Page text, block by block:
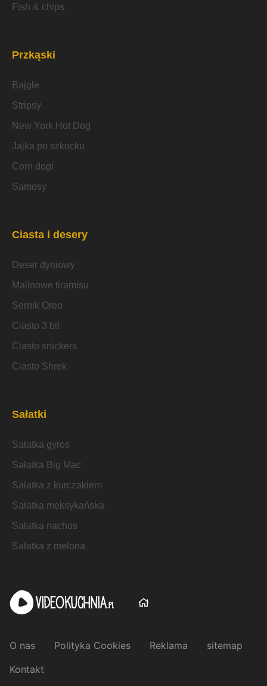
Fish & chips
Przkąski
Bajgle
Stripsy
New York Hot Dog
Jajka po szkocku
Corn dogi
Samosy
Ciasta i desery
Deser dyniowy
Malinowe tiramisu
Sernik Oreo
Ciasto 3 bit
Ciasto snickers
Ciasto Shrek
Sałatki
Sałatka gyros
Sałatka Big Mac
Sałatka z kurczakiem
Sałatka meksykańska
Sałatka nachos
Sałatka z melona
O nas Polityka Cookies Reklama
sitemap
Kontakt